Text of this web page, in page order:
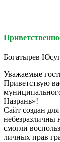
Богатырев
Уважаемые
Приветствую
Назрань»!
Сайт создан
небезразличны
смогли
личных прав